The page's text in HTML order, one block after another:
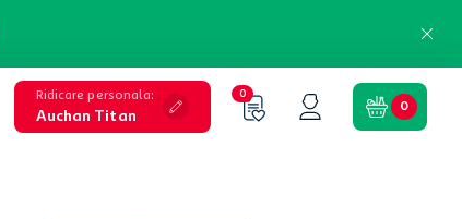
Ridicare personala:
Auchan Titan
0
0